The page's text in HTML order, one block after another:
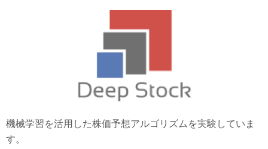
機械学習を活用した株価予想アルゴリズムを実験していま
す。